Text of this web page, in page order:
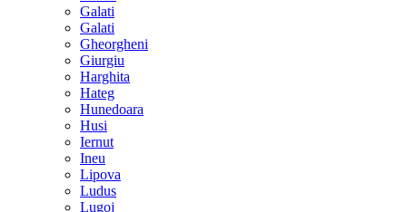
Galati
Galati
Gheorgheni
Giurgiu
Harghita
Hateg
Hunedoara
Husi
Iernut
Ineu
Lipova
Ludus
Lugoj